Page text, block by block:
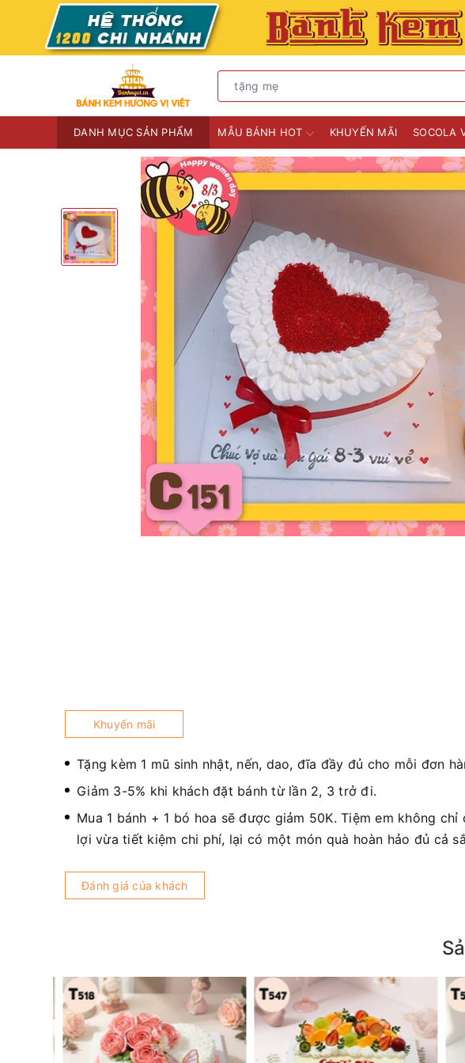
DANH MỤC SẢN PHẨM MẪU BÁNH HOT KHUYẾN MÃI SOCOLA
Khuyến mãi
Tặng kèm 1 mũ sinh nhật, nến, dao, đĩa đầy đủ cho mỗi đơn
Giảm 3-5% khi khách đặt bánh từ lần 2, 3 trở đi.
Mua 1 bánh + 1 bó hoa sẽ được giảm 50K. Tiệm em không
lợi vừa tiết kiệm chi phí, lại có một món quà hoàn hảo đủ cả
Đánh giá của khách